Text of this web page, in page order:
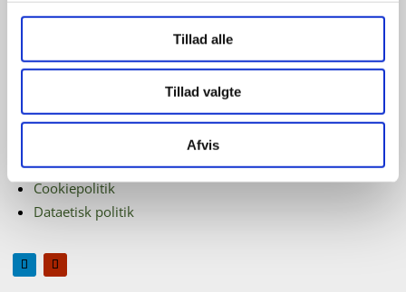
Tillad alle
Tillad valgte
Afvis
Erhvervslogin
Handelsbetingelser
Privatlivspolitik
Cookiepolitik
Dataetisk politik